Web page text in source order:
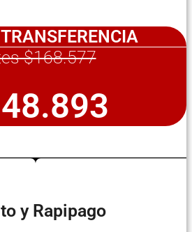
$168.577
y Rapipago